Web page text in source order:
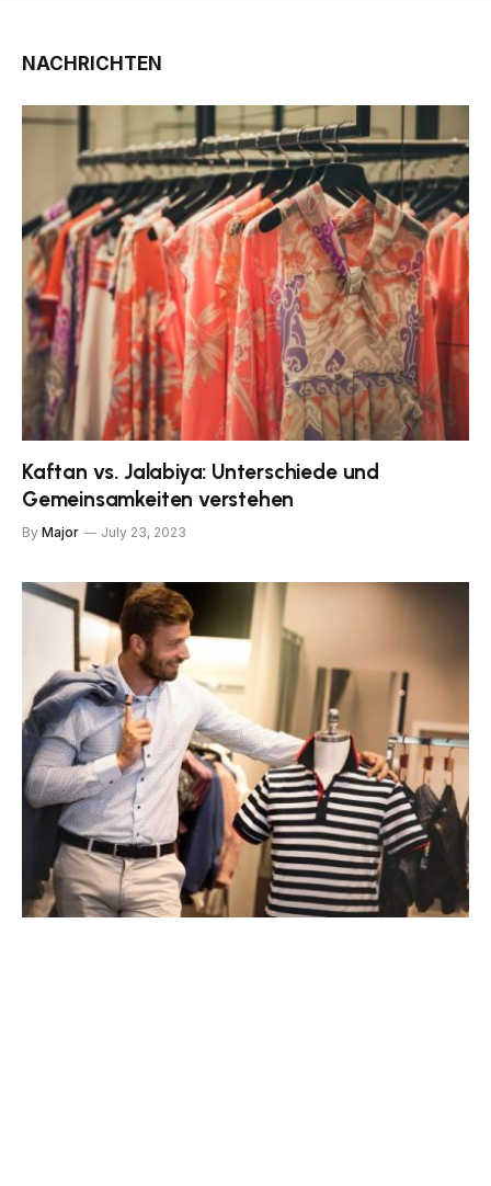
NACHRICHTEN
Kaftan vs. Jalabiya: Unterschiede und
Gemeinsamkeiten verstehen
By Major July 23, 2023